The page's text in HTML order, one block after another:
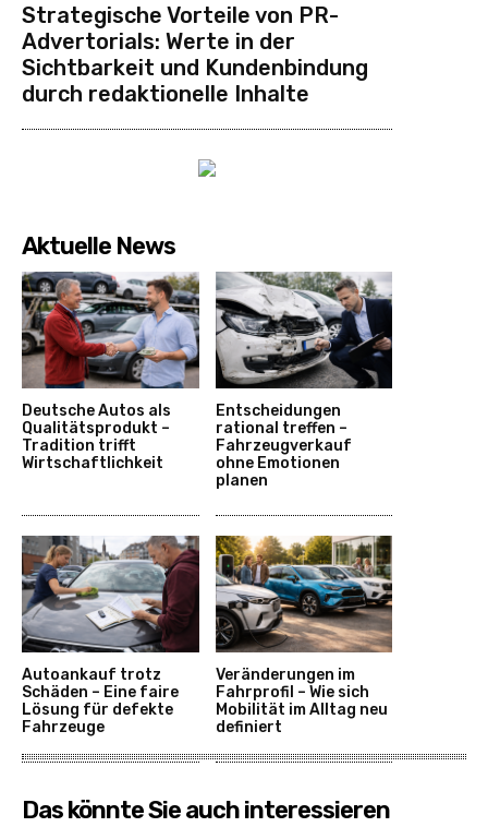
Strategische Vorteile von PR-
Advertorials: Werte in der
Sichtbarkeit und Kundenbindung
durch redaktionelle Inhalte
Aktuelle News
Deutsche Autos als
Qualitätsprodukt –
Tradition trifft
Wirtschaftlichkeit
Entscheidungen
rational treffen –
Fahrzeugverkauf
ohne Emotionen
planen
Autoankauf trotz
Schäden – Eine faire
Lösung für defekte
Fahrzeuge
Veränderungen im
Fahrprofil – Wie sich
Mobilität im Alltag neu
definiert
Das könnte Sie auch interessieren